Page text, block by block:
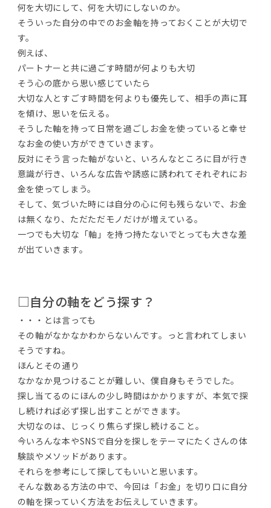
何を大切にして、何を大切にしないのか。
そういった自分の中でのお金軸を持っておくことが大切で
す。
例えば、
パートナーと共に過ごす時間が何よりも大切
そう心の底から思い感じていたら
大切な人とすごす時間を何よりも優先して、相手の声に耳
を傾け、思いを伝える。
そうした軸を持って日常を過ごしお金を使っていると幸せ
なお金の使い方ができていきます。
反対にそう言った軸がないと、いろんなところに目が行き
意識が行き、いろんな広告や誘惑に誘われてそれぞれにお
金を使ってしまう。
そして、気づいた時には自分の心に何も残らないで、お金
は無くなり、ただただモノだけが増えている。
一つでも大切な「軸」を持つ持たないでとっても大きな差
が出ていきます。
□自分の軸をどう探す？
・・・とは言っても
その軸がなかなかわからないんです。っと言われてしまい
そうですね。
ほんとその通り
なかなか見つけることが難しい、僕自身もそうでした。
探し当てるのにほんの少し時間はかかりますが、本気で探
し続ければ必ず探し出すことができます。
大切なのは、じっくり焦らず探し続けること。
今いろんな本やSNSで自分を探しをテーマにたくさんの体
験談やメソッドがあります。
それらを参考にして探してもいいと思います。
そんな数ある方法の中で、今回は「お金」を切り口に自分
の軸を探っていく方法をお伝えしていきます。